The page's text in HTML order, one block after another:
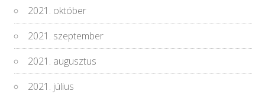
2021. október
2021. szeptember
2021. augusztus
2021. július